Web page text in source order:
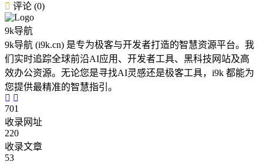
评论 (0)
9k导航
9k导航 (i9k.cn) 是专为极客与开发者打造的智慧资源平台。我
们实时追踪全球前沿AI应用、开发者工具、黑科技网站及高
效办公资源。无论您是寻找AI灵感还是极客工具，i9k 都能为
您提供最精准的智慧指引。
701
收录网址
220
收录文章
53